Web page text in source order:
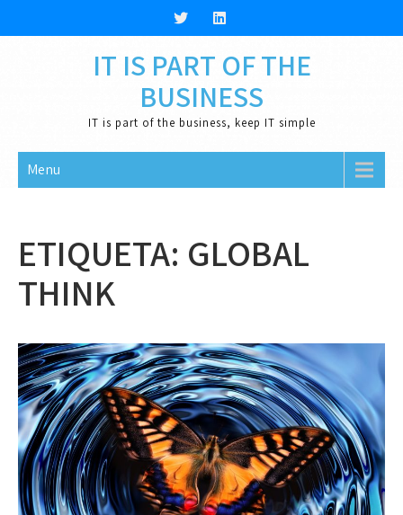
IT IS PART OF THE
BUSINESS
IT is part of the business, keep IT simple
Menu
ETIQUETA: GLOBAL
THINK